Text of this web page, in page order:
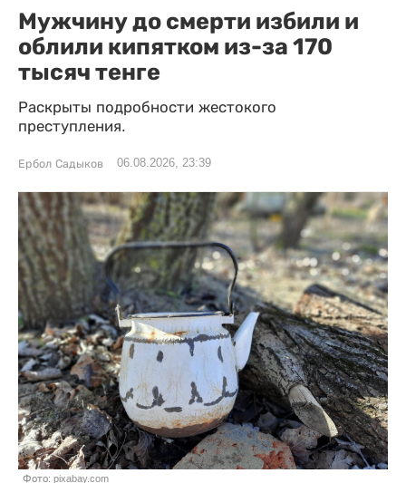
Мужчину до смерти избили и
облили кипятком из-за 170
тысяч тенге
Раскрыты подробности жестокого
преступления.
Ербол Садыков 06.08.2026, 23:39
Фото: pixabay.com